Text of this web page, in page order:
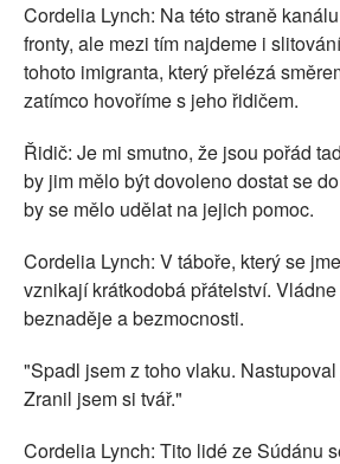
Cordelia Lynch: Na této straně
fronty, ale mezi tím najdeme i
tohoto imigranta, který přelézá
zatímco hovoříme s jeho řidičem.
Řidič: Je mi smutno, že jsou pořád
by jim mělo být dovoleno dostat se
by se mělo udělat na jejich pomoc.
Cordelia Lynch: V táboře, který se
vznikají krátkodobá přátelství.
beznaděje a bezmocnosti.
"Spadl jsem z toho vlaku.
Zranil jsem si tvář."
Cordelia Lynch: Tito lidé ze Súdánu